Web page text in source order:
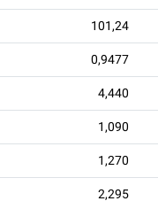
101,24
0,9477
4,440
1,090
1,270
2,295